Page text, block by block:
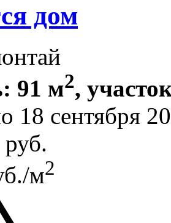
дом
91 м2,
18 сентября
руб.
м2